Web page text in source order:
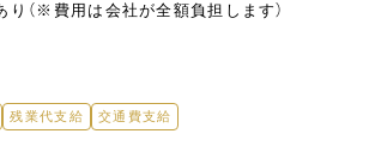
（※費用は会社が全額負担します）
残業代支給 交通費支給